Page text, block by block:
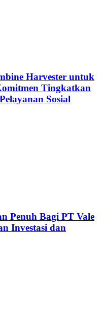
Harvester untuk
Tingkatkan
Sosial
Penuh Bagi PT Vale
Investasi dan